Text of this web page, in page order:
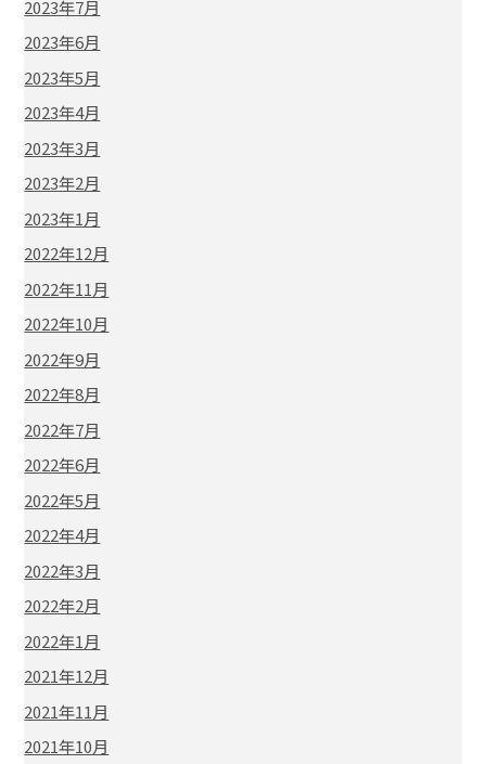
2023年7月
2023年6月
2023年5月
2023年4月
2023年3月
2023年2月
2023年1月
2022年12月
2022年11月
2022年10月
2022年9月
2022年8月
2022年7月
2022年6月
2022年5月
2022年4月
2022年3月
2022年2月
2022年1月
2021年12月
2021年11月
2021年10月